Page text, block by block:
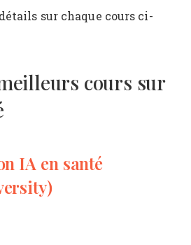
sur chaque cours ci-
cours sur
IA en santé